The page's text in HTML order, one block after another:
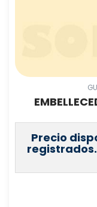
Precio
registrados.